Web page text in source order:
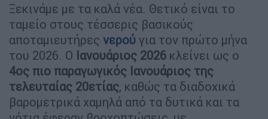
Ξεκινάμε με τα καλά νέα. Θετικό είναι το
ταμείο στους τέσσερις βασικούς
αποταμιευτήρες νερού για τον πρώτο μήνα
του 2026. Ο Ιανουάριος 2026 κλείνει ως ο
4ος πιο παραγωγικός Ιανουάριος της
τελευταίας 20ετίας, καθώς τα διαδοχικά
βαρομετρικά χαμηλά από τα δυτικά και τα